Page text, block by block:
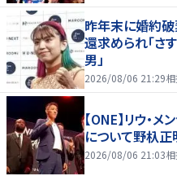
昨年末に婚約
還求められ「さ
男」
2026/08/06 21:29
【ONE】リウ・
について野杁正
2026/08/06 21:03